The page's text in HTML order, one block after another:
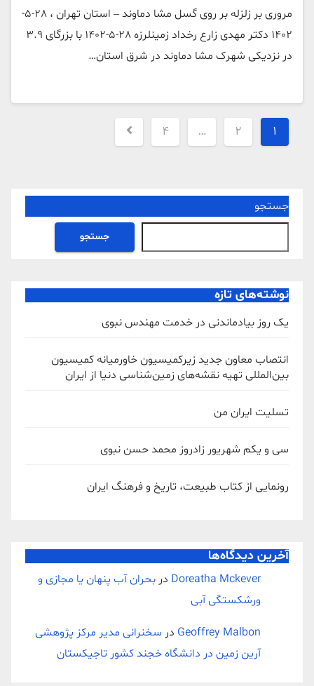
مروری بر زلزله بر روی گسل مشا دماوند – استان تهران ، 28-5-
1402 دکتر مهدی زارع رخداد زمینلرزه 28-5-1402 با بزرگای 3.9
در نزدیکی شهرک مشا دماوند در شرق استان…
صفحه‌بندی
نوشته‌ها
1
2
…
4
جستجو
جستجو
نوشته‌های تازه
یک روز بیادماندنی در خدمت مهندس نبوی
انتصاب معاون جدید زیرکمیسیون خاورمیانه کمیسیون
بین‌المللی تهیه نقشه‌های زمین‌شناسی دنیا از ایران
تسلیت ایران من
سی و یکم شهریور زادروز محمد حسن نبوی
رونمایی از کتاب طبیعت، تاریخ و فرهنگ ایران
آخرین دیدگاه‌ها
Doreatha Mckever در بحران آب پنهان یا مجازی و
ورشکستگی آبی
Geoffrey Malbon در سخنرانی مدیر مرکز پژوهشی
آرین زمین در دانشگاه خجند کشور تاجیکستان